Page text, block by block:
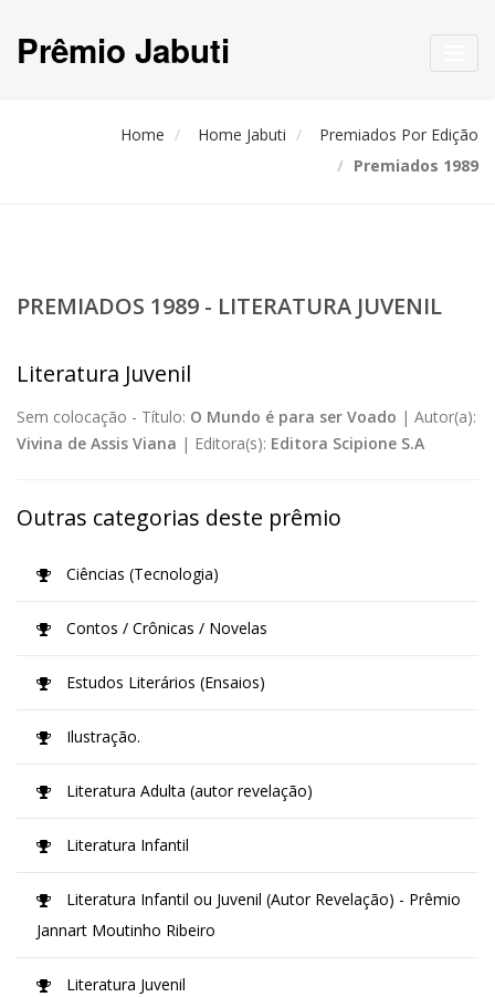
Prêmio Jabuti
Home Home Jabuti
Premiados Por Edição
Premiados 1989
PREMIADOS 1989 - LITERATURA JUVENIL
Literatura Juvenil
Sem colocação - Título: O Mundo é para ser Voado | Autor(a):
Vivina de Assis Viana | Editora(s): Editora Scipione S.A
Outras categorias deste prêmio
Ciências (Tecnologia)
Contos / Crônicas / Novelas
Estudos Literários (Ensaios)
Ilustração.
Literatura Adulta (autor revelação)
Literatura Infantil
Literatura Infantil ou Juvenil (Autor Revelação) - Prêmio
Jannart Moutinho Ribeiro
Literatura Juvenil